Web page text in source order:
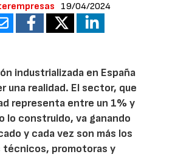
19/04/2024
industrializada en España
una realidad. El sector, que
representa entre un 1% y
lo construido, va ganando
y cada vez son más los
técnicos, promotoras y